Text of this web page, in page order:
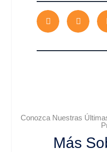
Conozca Nuestras
Más